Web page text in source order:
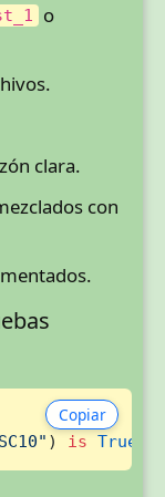
o
clara.
con
Copiar
) is True